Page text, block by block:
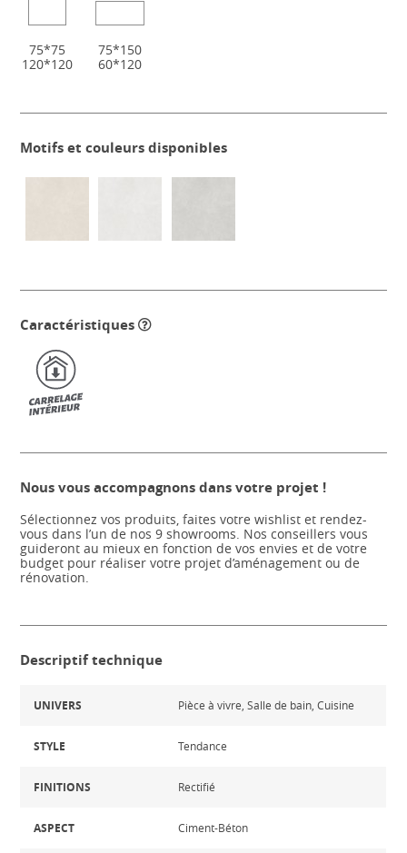
75*75
120*120
75*150
60*120
Motifs et couleurs disponibles
Caractéristiques
Nous vous accompagnons dans votre projet !
Sélectionnez vos produits, faites votre wishlist et rendez-
vous dans l’un de nos 9 showrooms. Nos conseillers vous
guideront au mieux en fonction de vos envies et de votre
budget pour réaliser votre projet d’aménagement ou de
rénovation.
Descriptif technique
UNIVERS Pièce à vivre, Salle de bain, Cuisine
STYLE Tendance
FINITIONS Rectifié
ASPECT Ciment-Béton